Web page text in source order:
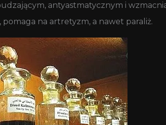
antyastmatycznym i
na artretyzm, a nawet paraliż.